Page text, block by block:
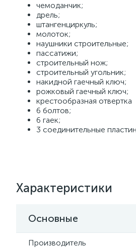
чемоданчик;
дрель;
штангенциркуль;
молоток;
наушники строительные;
пассатижи;
строительный нож;
строительный угольник;
накидной гаечный ключ;
рожковый гаечный ключ;
крестообразная отвертка
6 болтов;
6 гаек;
3 соединительные
Характеристики
Основные
Производитель